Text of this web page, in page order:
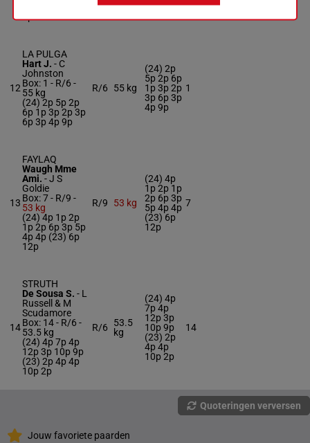
2p
12
LA PULGA
Hart J. - C
Johnston
Box: 1 - R/6 -
55 kg
(24) 2p 5p 2p
6p 1p 3p 2p 3p
6p 3p 4p 9p
R/6 55 kg
(24) 2p
5p 2p 6p
1p 3p 2p
3p 6p 3p
4p 9p
1
13
FAYLAQ
Waugh Mme
Ami. -J S
Goldie
Box: 7 - R/9 -
53 kg
(24) 4p 1p 2p
1p 2p 6p 3p 5p
4p 4p (23) 6p
12p
R/9 53 kg
(24) 4p
1p 2p 1p
2p 6p 3p
5p 4p 4p
(23) 6p
12p
7
14
STRUTH
De Sousa S. - L
Russell & M
Scudamore
Box: 14 - R/6 -
53.5 kg
(24) 4p 7p 4p
12p 3p 10p 9p
(23) 2p 4p 4p
10p 2p
R/6
53.5
kg
(24) 4p
7p 4p
12p 3p
10p 9p
(23) 2p
4p 4p
10p 2p
14
Quoteringen verversen
Jouw favoriete paarden